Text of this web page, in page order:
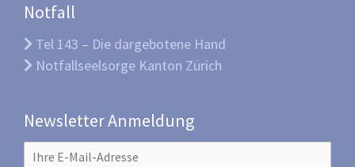
Notfall
Tel 143 – Die dargebotene Hand
Notfallseelsorge Kanton Zürich
Newsletter Anmeldung